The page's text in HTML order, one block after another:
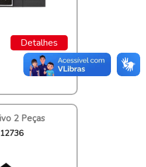
Detalhes
2 Peças